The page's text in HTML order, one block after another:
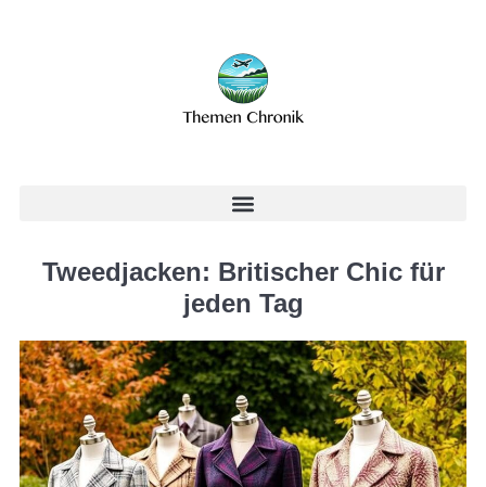
Tweedjacken: Britischer Chic für
jeden Tag